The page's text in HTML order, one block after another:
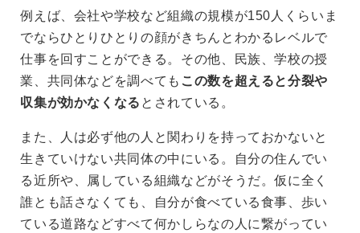
例えば、会社や学校など組織の規模が150人くらいま
でならひとりひとりの顔がきちんとわかるレベルで
仕事を回すことができる。その他、民族、学校の授
業、共同体などを調べても この数を超えると分裂や
収集が効かなくなる とされている。
また、人は必ず他の人と関わりを持っておかないと
生きていけない共同体の中にいる。自分の住んでい
る近所や、属している組織などがそうだ。仮に全く
誰とも話さなくても、自分が食べている食事、歩い
ている道路などすべて何かしらなの人に繋がってい